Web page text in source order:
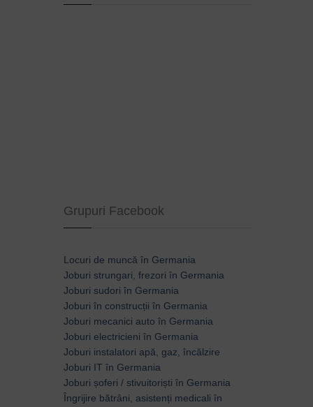
Grupuri Facebook
Locuri de muncă în Germania
Joburi strungari, frezori în Germania
Joburi sudori în Germania
Joburi în construcții în Germania
Joburi mecanici auto în Germania
Joburi electricieni în Germania
Joburi instalatori apă, gaz, încălzire
Joburi IT în Germania
Joburi șoferi / stivuitoriști în Germania
Îngrijire bătrâni, asistenți medicali în